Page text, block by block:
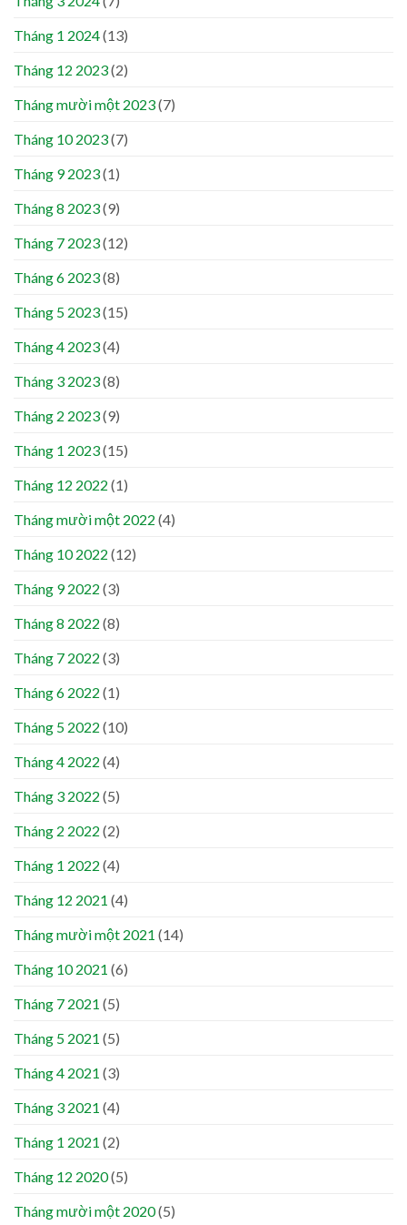
Tháng 1 2024(13)
Tháng 12 2023(2)
Tháng mười một 2023(7)
Tháng 10 2023(7)
Tháng 9 2023(1)
Tháng 8 2023(9)
Tháng 7 2023(12)
Tháng 6 2023(8)
Tháng 5 2023(15)
Tháng 4 2023(4)
Tháng 3 2023(8)
Tháng 2 2023(9)
Tháng 1 2023(15)
Tháng 12 2022 (1)
Tháng mười một 2022 (4)
Tháng 10 2022 (12)
Tháng 9 2022 (3)
Tháng 8 2022 (8)
Tháng 7 2022 (3)
Tháng 6 2022 (1)
Tháng 5 2022 (10)
Tháng 4 2022 (4)
Tháng 3 2022 (5)
Tháng 2 2022 (2)
Tháng 1 2022 (4)
Tháng 12 2021 (4)
Tháng mười một 2021 (14)
Tháng 10 2021 (6)
Tháng 7 2021 (5)
Tháng 5 2021 (5)
Tháng 4 2021 (3)
Tháng 3 2021 (4)
Tháng 1 2021 (2)
Tháng 12 2020(5)
Tháng mười một 2020(5)